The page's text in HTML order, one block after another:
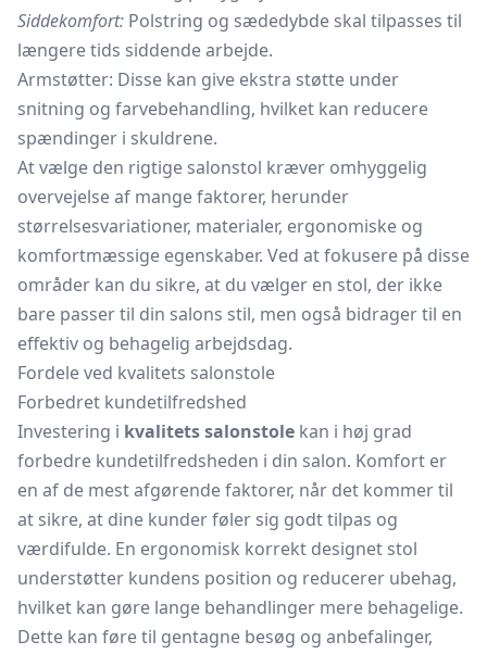
Siddekomfort: Polstring og sædedybde skal tilpasses til
længere tids siddende arbejde.
Armstøtter: Disse kan give ekstra støtte under
snitning og farvebehandling, hvilket kan reducere
spændinger i skuldrene.
At vælge den rigtige salonstol kræver omhyggelig
overvejelse af mange faktorer, herunder
størrelsesvariationer, materialer, ergonomiske og
komfortmæssige egenskaber. Ved at fokusere på disse
områder kan du sikre, at du vælger en stol, der ikke
bare passer til din salons stil, men også bidrager til en
effektiv og behagelig arbejdsdag.
Fordele ved kvalitets salonstole
Forbedret kundetilfredshed
Investering i kvalitets salonstole kan i høj grad
forbedre kundetilfredsheden i din salon. Komfort er
en af de mest afgørende faktorer, når det kommer til
at sikre, at dine kunder føler sig godt tilpas og
værdifulde. En ergonomisk korrekt designet stol
understøtter kundens position og reducerer ubehag,
hvilket kan gøre lange behandlinger mere behagelige.
Dette kan føre til gentagne besøg og anbefalinger,